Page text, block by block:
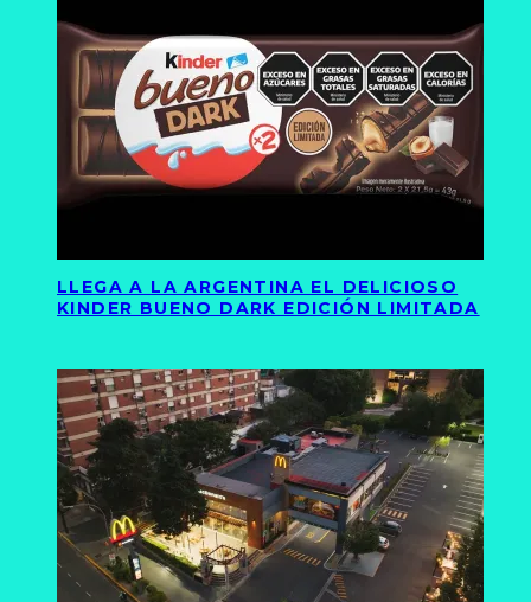
LLEGA A LA ARGENTINA EL DELICIOSO
KINDER BUENO DARK EDICIÓN LIMITADA